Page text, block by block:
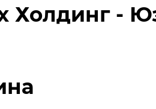
Холдинг -